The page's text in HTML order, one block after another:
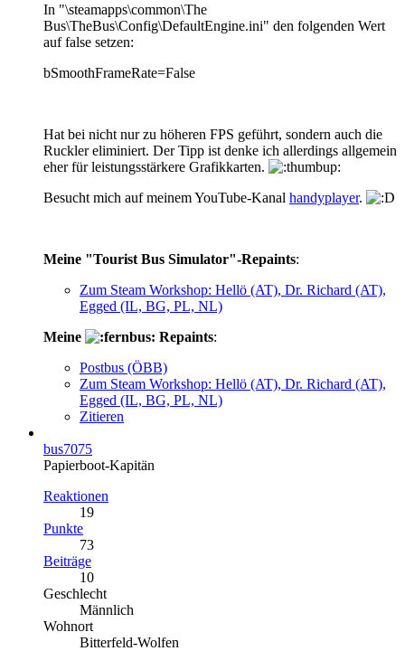
In "\steamapps\common\The
Bus\TheBus\Config\DefaultEngine.ini" den folgenden Wert
auf false setzen:
bSmoothFrameRate=False
Hat bei nicht nur zu höheren FPS geführt, sondern auch die
Ruckler eliminiert. Der Tipp ist denke ich allerdings allgemein
eher für leistungsstärkere Grafikkarten.
Besucht mich auf meinem YouTube-Kanal handyplayer.
Meine "Tourist Bus Simulator"-Repaints:
Zum Steam Workshop: Hellö (AT), Dr. Richard (AT),
Egged (IL, BG, PL, NL)
Meine
Repaints:
Postbus (ÖBB)
Zum Steam Workshop: Hellö (AT), Dr. Richard (AT),
Egged (IL, BG, PL, NL)
Zitieren
bus7075
Papierboot-Kapitän
Reaktionen
19
Punkte
73
Beiträge
10
Geschlecht
Männlich
Wohnort
Bitterfeld-Wolfen